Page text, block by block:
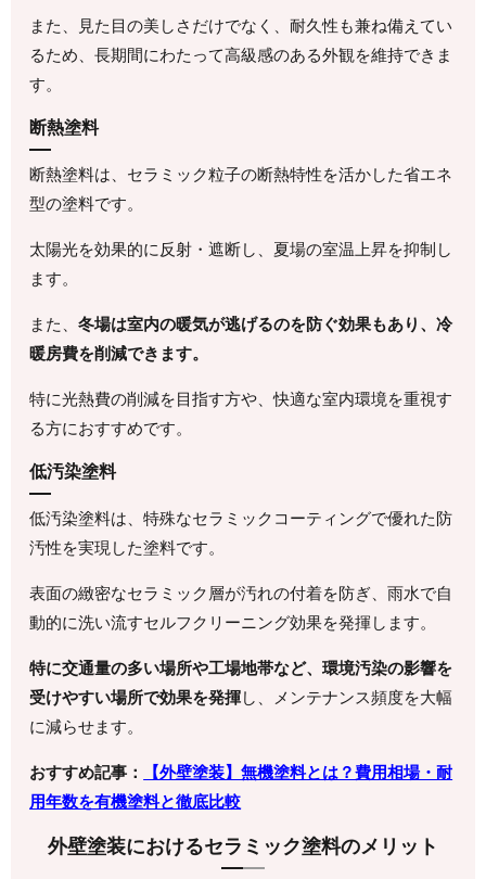
また、見た目の美しさだけでなく、耐久性も兼ね備えてい
るため、長期間にわたって高級感のある外観を維持できま
す。
断熱塗料
断熱塗料は、セラミック粒子の断熱特性を活かした省エネ
型の塗料です。
太陽光を効果的に反射・遮断し、夏場の室温上昇を抑制し
ます。
また、冬場は室内の暖気が逃げるのを防ぐ効果もあり、冷
暖房費を削減できます。
特に光熱費の削減を目指す方や、快適な室内環境を重視す
る方におすすめです。
低汚染塗料
低汚染塗料は、特殊なセラミックコーティングで優れた防
汚性を実現した塗料です。
表面の緻密なセラミック層が汚れの付着を防ぎ、雨水で自
動的に洗い流すセルフクリーニング効果を発揮します。
特に交通量の多い場所や工場地帯など、環境汚染の影響を
受けやすい場所で効果を発揮し、メンテナンス頻度を大幅
に減らせます。
おすすめ記事：
【外壁塗装】無機塗料とは？費用相場・耐
用年数を有機塗料と徹底比較
外壁塗装におけるセラミック塗料のメリット